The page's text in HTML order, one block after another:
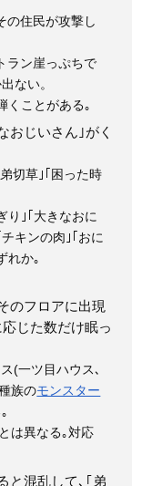
の住民が攻撃し
ラン崖っぷちで
出ない。
くことがある｡
おじいさん｣がく
切草｣｢困った時
り｣｢大きなおに
キンの肉｣｢おに
れか｡
のフロアに出現
じた数だけ眠っ
(一ツ目ハウス､
族のモンスター
は異なる｡対応
と混乱して､｢弟